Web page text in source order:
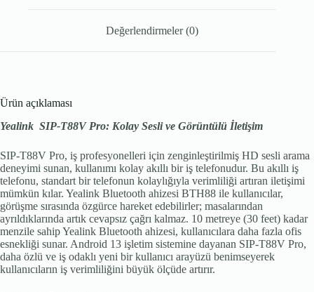
Değerlendirmeler (0)
Ürün açıklaması
Yealink SIP-T88V Pro: Kolay Sesli ve Görüntülü İletişim
SIP-T88V Pro, iş profesyonelleri için zenginleştirilmiş HD sesli arama
deneyimi sunan, kullanımı kolay akıllı bir iş telefonudur. Bu akıllı iş
telefonu, standart bir telefonun kolaylığıyla verimliliği artıran iletişimi
mümkün kılar. Yealink Bluetooth ahizesi BTH88 ile kullanıcılar,
görüşme sırasında özgürce hareket edebilirler; masalarından
ayrıldıklarında artık cevapsız çağrı kalmaz. 10 metreye (30 feet) kadar
menzile sahip Yealink Bluetooth ahizesi, kullanıcılara daha fazla ofis
esnekliği sunar. Android 13 işletim sistemine dayanan SIP-T88V Pro,
daha özlü ve iş odaklı yeni bir kullanıcı arayüzü benimseyerek
kullanıcıların iş verimliliğini büyük ölçüde artırır.